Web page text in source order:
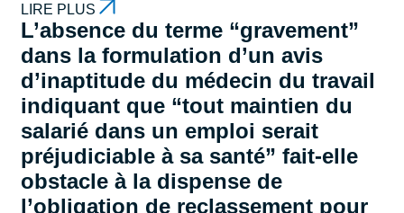
LIRE PLUS
L’absence du terme “gravement”
dans la formulation d’un avis
d’inaptitude du médecin du travail
indiquant que “tout maintien du
salarié dans un emploi serait
préjudiciable à sa santé” fait-elle
obstacle à la dispense de
l’obligation de reclassement pour